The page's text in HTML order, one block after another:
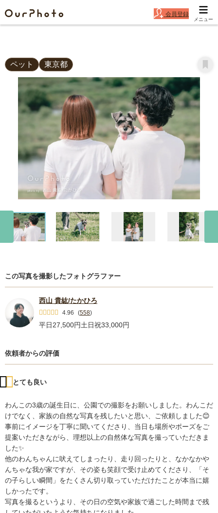
会員登録
メニュー
ペット 東京都
この写真を撮影したフォトグラファー
西山 貴紘/たかひろ
4.96 (558)
平日27,500円土日祝33,000円
依頼者からの評価
とても良い
わんこの3歳の誕生日に、公園での撮影をお願いしました。わんこだ
けでなく、家族の自然な写真を残したいと思い、ご依頼しました😊
事前にイメージを丁寧に聞いてくださり、当日も場所やポーズをご
提案いただきながら、理想以上の自然体な写真を撮っていただきま
した✨
他のわんちゃんに吠えてしまったり、走り回ったりと、なかなかや
んちゃな我が家ですが、その姿も笑顔で受け止めてくださり、「そ
の子らしい瞬間」をたくさん切り取っていただけたことが本当に嬉
しかったです。
写真を撮るというより、その日の空気や家族で過ごした時間まで残